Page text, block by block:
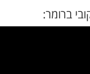
ברומר: